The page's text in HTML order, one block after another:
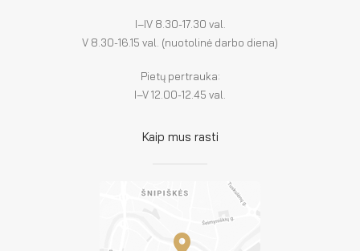
I–IV 8.30-17.30 val.
V 8.30-16.15 val. (nuotolinė darbo diena)
Pietų pertrauka:
I–V 12.00-12.45 val.
Kaip mus rasti